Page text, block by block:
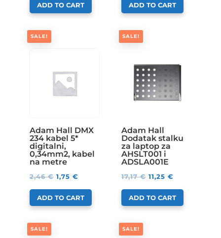
ADD TO CART ADD TO CART
SALE!
Adam Hall DMX
234 kabel 5*
digitalni,
0,34mm2, kabel
na metre
2,46€ 1,75 €
ADD TO CART
SALE!
Adam Hall
Dodatak stalku
za laptop za
AHSLT001 i
ADSLA001E
17,17€ 11,25€
ADD TO CART
SALE! SALE!